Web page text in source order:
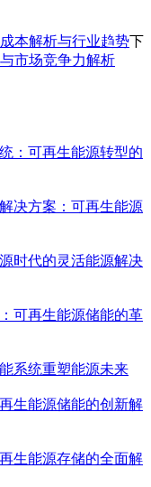
本解析与行业趋势下
市场竞争力解析
：可再生能源转型的
决方案：可再生能源
时代的灵活能源解决
可再生能源储能的革
系统重塑能源未来
生能源储能的创新解
生能源存储的全面解